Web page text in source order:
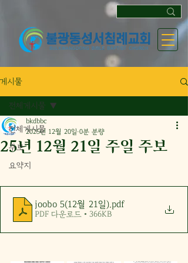
게시물
전체게시물
주보
요약지
전체게시물
25년 12월 21일 주일 주보
bkdbbc
2025년 12월 20일 0분 분량
joobo 5(12월 21일) .pdf
PDF 다운로드 • 366KB